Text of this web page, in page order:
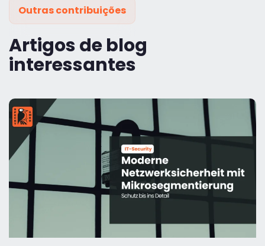
Outras contribuições
Artigos de blog
interessantes